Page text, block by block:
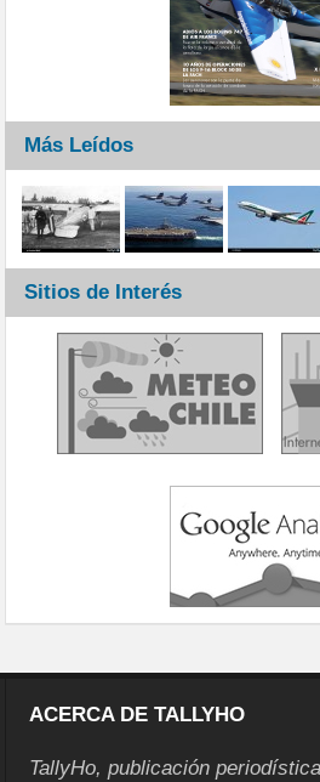
Más Leídos
Sitios de Interés
ACERCA DE TALLYHO
TallyHo, publicación